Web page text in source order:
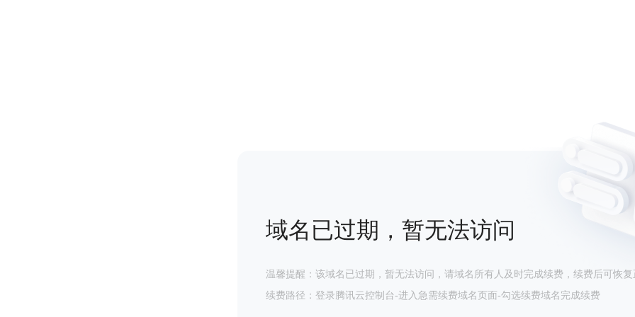
域名已过期，暂无法访问
温馨提醒：该域名已过期，暂无法访问，请域名所有人及时完成续费，续费后可恢复
续费路径：登录腾讯云控制台-进入急需续费域名页面-勾选续费域名完成续费